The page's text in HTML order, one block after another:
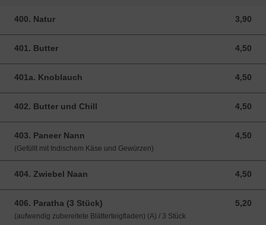
400. Natur 3,90
3,90 EUR
401. Butter 4,50
4,50 EUR
401a. Knoblauch 4,50
4,50 EUR
402. Butter und Chill 4,50
4,50 EUR
403. Paneer Nann 4,50
4,50 EUR
(Gefüllt mit Indischem Käse und Gewürzen)
404. Zwiebel Naan 4,50
4,50 EUR
406. Paratha (3 Stück) 5,20
5,20 EUR
(aufwendig zubereitete Blätterteigfladen) (A) / 3 Stück